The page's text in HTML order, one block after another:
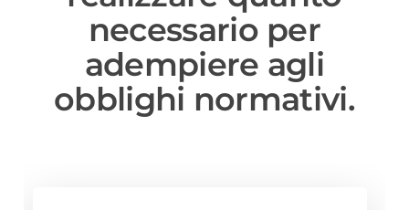
necessario per
adempiere agli
obblighi normativi.